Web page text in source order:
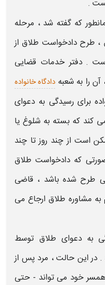
.
که گفته شد ، مرحله
، طرح دادخواست طلاق از
. دفتر خدمات قضایی
آن را به شعبه دادگاه خانواده
برای رسیدگی به دعوای
کند که بسته به شلوغ یا
است از چند روز تا چند
که دادخواست طلاق
طرح شده باشد ، قاضی
مشاوره طلاق ارجاع می
به دعوای طلاق توسط
. در این حالت ، مرد پس از
خود می تواند - حتی